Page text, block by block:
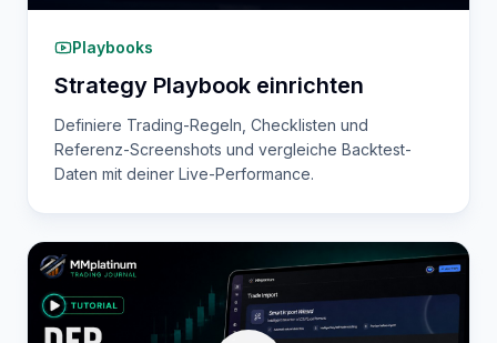
Playbooks
Strategy Playbook einrichten
Definiere Trading-Regeln, Checklisten und
Referenz-Screenshots und vergleiche Backtest-
Daten mit deiner Live-Performance.